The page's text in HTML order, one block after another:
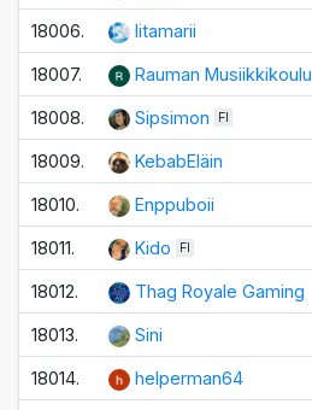
18006. Iitamarii
18007. Rauman Musiikkikoulu
18008. Sipsimon FI
18009. KebabEläin
18010. Enppuboii
18011. Kido FI
18012. Thag Royale Gaming
18013. Sini
18014. helperman64